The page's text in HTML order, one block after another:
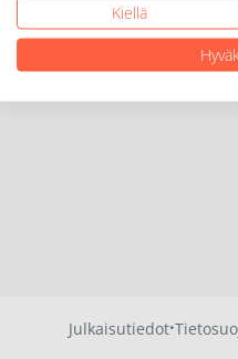
Julkaisutiedot·
Kiellä